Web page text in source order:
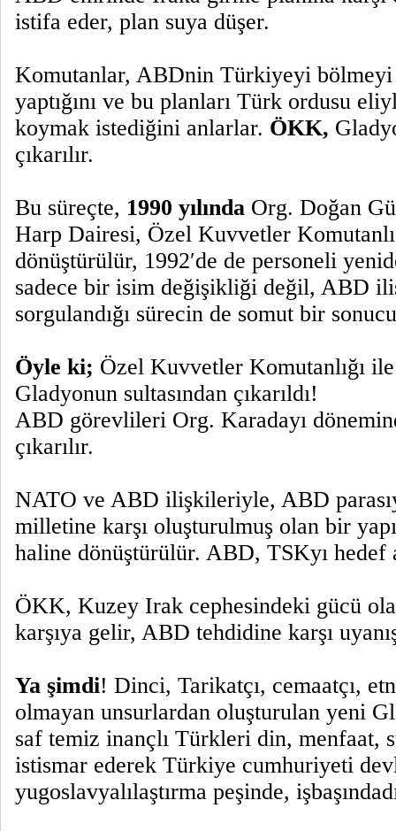
istifa eder, plan suya düşer.
Komutanlar, ABDnin Türkiyeyi
yaptığını ve bu planları Türk ordusu
koymak istediğini anlarlar. ÖKK,
çıkarılır.
Bu süreçte, 1990 yılında Org. Doğan
Harp Dairesi, Özel Kuvvetler
dönüştürülür, 1992′de de personeli
sadece bir isim değişikliği değil, ABD
sorgulandığı sürecin de somut bir
Öyle ki; Özel Kuvvetler Komutanlığı
Gladyonun sultasından çıkarıldı!
ABD görevlileri Org. Karadayı
çıkarılır.
NATO ve ABD ilişkileriyle, ABD
milletine karşı oluşturulmuş olan bir
haline dönüştürülür. ABD, TSKyı hedef
ÖKK, Kuzey Irak cephesindeki gücü
karşıya gelir, ABD tehdidine karşı
Ya şimdi! Dinci, Tarikatçı, cemaatçı,
olmayan unsurlardan oluşturulan yeni
saf temiz inançlı Türkleri din, menfaat,
istismar ederek Türkiye cumhuriyeti
yugoslavyalılaştırma peşinde,